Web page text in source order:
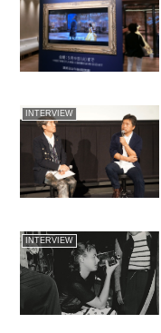
INTERVIEW
INTERVIEW